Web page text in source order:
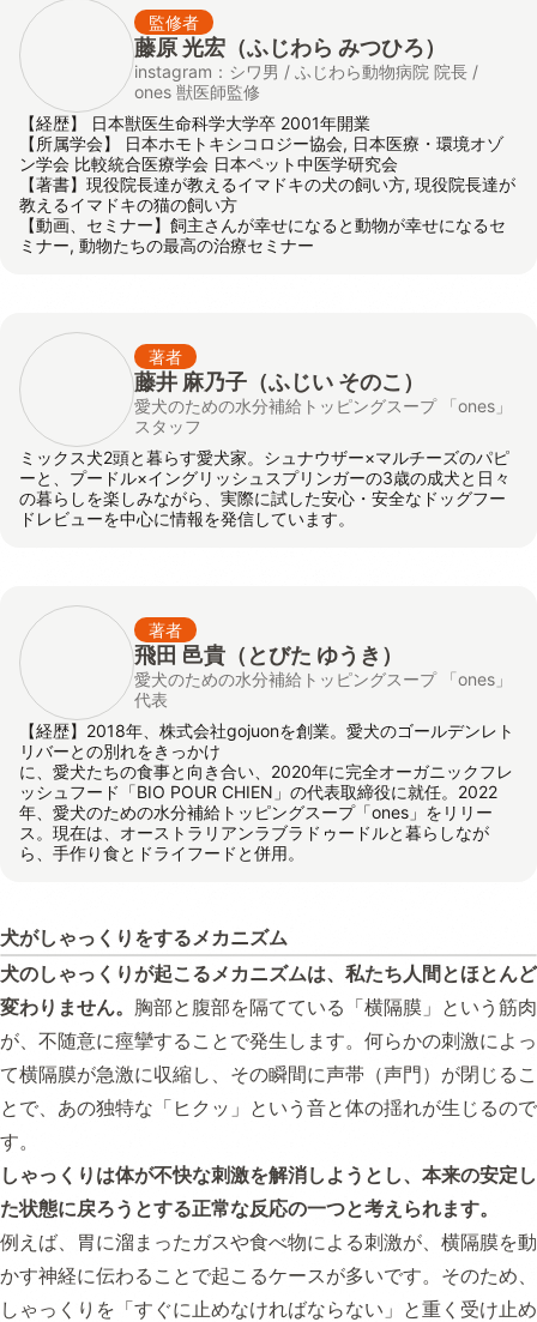
監修者
藤原 光宏（ふじわら みつひろ）
instagram：シワ男 / ふじわら動物病院 院長 /
ones 獣医師監修
【経歴】 日本獣医生命科学大学卒 2001年開業
【所属学会】 日本ホモトキシコロジー協会, 日本医療・環境オゾ
ン学会 比較統合医療学会 日本ペット中医学研究会
【著書】現役院長達が教えるイマドキの犬の飼い方, 現役院長達が
教えるイマドキの猫の飼い方
【動画、セミナー】飼主さんが幸せになると動物が幸せになるセ
ミナー, 動物たちの最高の治療セミナー
著者
藤井 麻乃子（ふじい そのこ）
愛犬のための水分補給トッピングスープ 「ones」
スタッフ
ミックス犬2頭と暮らす愛犬家。シュナウザー×マルチーズのパピ
ーと、プードル×イングリッシュスプリンガーの3歳の成犬と日々
の暮らしを楽しみながら、実際に試した安心・安全なドッグフー
ドレビューを中心に情報を発信しています。
著者
飛田 邑貴 （とびた ゆうき）
愛犬のための水分補給トッピングスープ 「ones」
代表
【経歴】2018年、株式会社gojuonを創業。愛犬のゴールデンレト
リバーとの別れをきっかけ
に、愛犬たちの食事と向き合い、2020年に完全オーガニックフレ
ッシュフード「BIO POUR CHIEN」の代表取締役に就任。2022
年、愛犬のための水分補給トッピングスープ「ones」をリリー
ス。現在は、オーストラリアンラブラドゥードルと暮らしなが
ら、手作り食とドライフードと併用。
犬がしゃっくりをするメカニズム
犬のしゃっくりが起こるメカニズムは、私たち人間とほとんど
変わりません。 胸部と腹部を隔てている「横隔膜」という筋肉
が、不随意に痙攣することで発生します。何らかの刺激によっ
て横隔膜が急激に収縮し、その瞬間に声帯（声門）が閉じるこ
とで、あの独特な「ヒクッ」という音と体の揺れが生じるので
す。
しゃっくりは体が不快な刺激を解消しようとし、本来の安定し
た状態に戻ろうとする正常な反応の一つと考えられます。
例えば、胃に溜まったガスや食べ物による刺激が、横隔膜を動
かす神経に伝わることで起こるケースが多いです。そのため、
しゃっくりを「すぐに止めなければならない」と重く受け止め